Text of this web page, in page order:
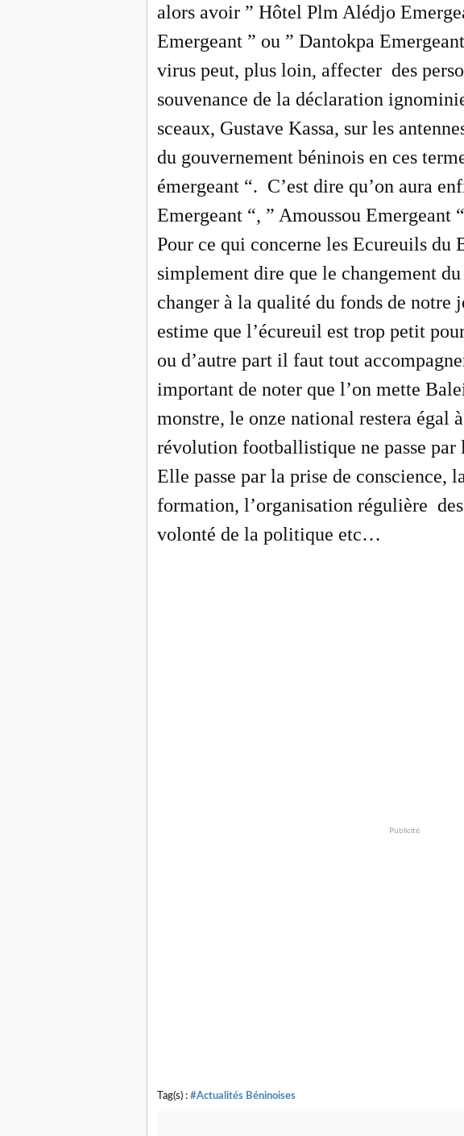
alors avoir ” Hôtel Plm Alédjo
Emergeant ” ou ” Dantokpa
virus peut, plus loin, affecter des
souvenance de la déclaration
sceaux, Gustave Kassa, sur les
du gouvernement béninois en ces
émergeant “. C’est dire qu’on aura
Emergeant “, ” Amoussou Emergeant
Pour ce qui concerne les Ecureuils du
simplement dire que le changement
changer à la qualité du fonds de notre
estime que l’écureuil est trop petit
ou d’autre part il faut tout
important de noter que l’on mette
monstre, le onze national restera égal
révolution footballistique ne passe
Elle passe par la prise de conscience,
formation, l’organisation régulière
volonté de la politique etc…
Publicité
Tag(s) : #Actualités Béninoises